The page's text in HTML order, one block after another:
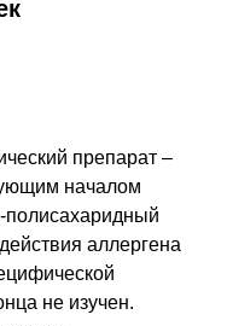
препарат –
началом
полисахаридный
аллергена
не изучен.